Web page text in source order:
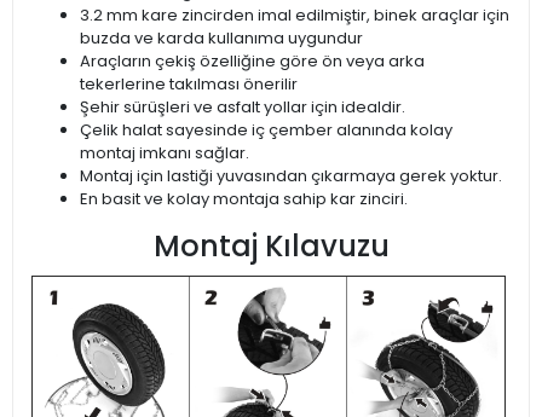
3.2 mm kare zincirden imal edilmiştir, binek araçlar için
buzda ve karda kullanıma uygundur
Araçların çekiş özelliğine göre ön veya arka
tekerlerine takılması önerilir
Şehir sürüşleri ve asfalt yollar için idealdir.
Çelik halat sayesinde iç çember alanında kolay
montaj imkanı sağlar.
Montaj için lastiği yuvasından çıkarmaya gerek yoktur.
En basit ve kolay montaja sahip kar zinciri.
Montaj Kılavuzu